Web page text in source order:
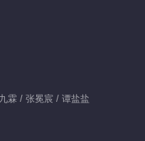
霖 / 张冕宸 / 谭盐盐